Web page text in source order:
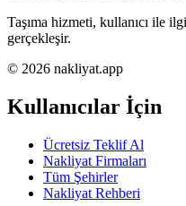
Taşıma hizmeti, kullanıcı ile
gerçekleşir.
© 2026 nakliyat.app
Kullanıcılar İçin
Ücretsiz Teklif Al
Nakliyat Firmaları
Tüm Şehirler
Nakliyat Rehberi